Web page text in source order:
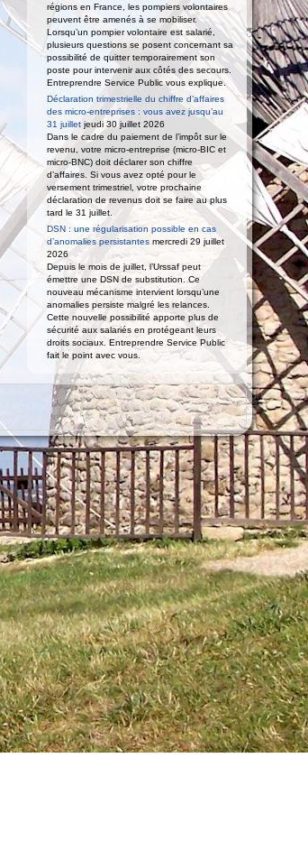
régions en France, les pompiers volontaires
peuvent être amenés à se mobiliser.
Lorsqu’un pompier volontaire est salarié,
plusieurs questions se posent concernant sa
possibilité de quitter temporairement son
poste pour intervenir aux côtés des secours.
Entreprendre Service Public vous explique.
Déclaration trimestrielle du chiffre d’affaires
des micro-entreprises : vous avez jusqu’au
31 juillet jeudi 30 juillet 2026
Dans le cadre du paiement de l’impôt sur le
revenu, votre micro-entreprise (micro-BIC et
micro-BNC) doit déclarer son chiffre
d’affaires. Si vous avez opté pour le
versement trimestriel, votre prochaine
déclaration de revenus doit se faire au plus
tard le 31 juillet.
DSN : une régularisation possible en cas
d’anomalies persistantes mercredi 29 juillet
2026
Depuis le mois de juillet, l’Urssaf peut
émettre une DSN de substitution. Ce
nouveau mécanisme intervient lorsqu’une
anomalies persiste malgré les relances.
Cette nouvelle possibilité apporte plus de
sécurité aux salariés en protégeant leurs
droits sociaux. Entreprendre Service Public
fait le point avec vous.